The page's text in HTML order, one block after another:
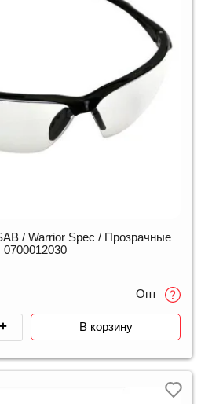
/ Warrior Spec / Прозрачные
0700012030
Опт
+ В корзину